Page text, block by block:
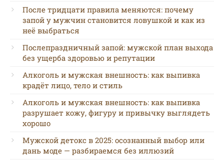
После тридцати правила меняются: почему
запой у мужчин становится ловушкой и как из
неё выбраться
Послепраздничный запой: мужской план выхода
без ущерба здоровью и репутации
Алкоголь и мужская внешность: как выпивка
крадёт лицо, тело и стиль
Алкоголь и мужская внешность: как выпивка
разрушает кожу, фигуру и привычку выглядеть
хорошо
Мужской детокс в 2025: осознанный выбор или
дань моде — разбираемся без иллюзий